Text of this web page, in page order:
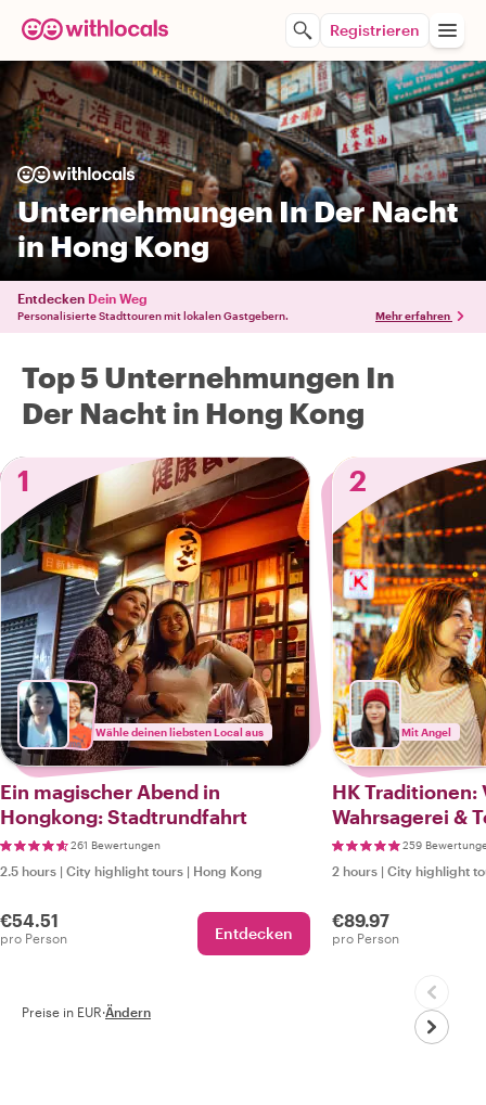
Registrieren
Unternehmungen In Der Nacht
in Hong Kong
Entdecken Dein Weg
Personalisierte Stadttouren mit lokalen Gastgebern. Mehr erfahren
Top 5 Unternehmungen In
Der Nacht in Hong Kong
1
Wähle deinen liebsten Local aus
Ein magischer Abend in
Hongkong: Stadtrundfahrt
261 Bewertungen
2.5 hours | City highlight tours | Hong Kong
€54.51
pro Person Entdecken
2
Mit Angel
HK Traditionen:
Wahrsagerei &
259
2 hours | City highlight
€89.97
pro Person
Preise in EUR·Ändern